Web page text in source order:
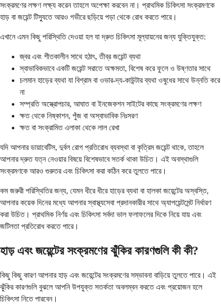
সংক্রমণের লক্ষণ লক্ষ্য করেন তাহলে অপেক্ষা করবেন না। প্রাথমিক চিকিৎসা সংক্রমণকে
হাড় বা জয়েন্ট টিস্যুতে আরও গভীরে ছড়িয়ে পড়া থেকে রোধ করতে পারে।
এখানে এমন কিছু পরিস্থিতি দেওয়া হল যা দ্রুত চিকিৎসা মূল্যায়নের জন্য যুক্তিযুক্ত:
জ্বর এবং শীতকালীন সাথে হঠাৎ, তীব্র জয়েন্ট ব্যথা
স্বাভাবিকভাবে একটি জয়েন্ট সরাতে অক্ষমতা, বিশেষ করে ফুলে ও উষ্ণতার সাথে
চলমান হাড়ের ব্যথা যা বিশ্রাম বা ওভার-দ্য-কাউন্টার ব্যথা ওষুধের সাথে উন্নতি করে
না
সম্প্রতি অস্ত্রোপচার, আঘাত বা ইনজেকশন সাইটের কাছে সংক্রমণের লক্ষণ
ক্ষত থেকে নিষ্কাশন, পুঁজ বা অস্বাভাবিক নিঃসরণ
ক্ষত বা সংক্রামিত এলাকা থেকে লাল রেখা
যদি আপনার ডায়াবেটিস, দুর্বল রোগ প্রতিরোধ ব্যবস্থা বা কৃত্রিম জয়েন্ট থাকে, তাহলে
আপনার দ্রুত যত্ন নেওয়ার বিষয়ে বিশেষভাবে সতর্ক থাকা উচিত। এই অবস্থাগুলি
সংক্রমণকে আরও গুরুতর এবং চিকিৎসা করা কঠিন করে তুলতে পারে।
কম জরুরী পরিস্থিতির জন্য, যেমন ধীরে ধীরে হাড়ের ব্যথা বা হালকা জয়েন্টের অস্বস্তি,
আপনার কয়েক দিনের মধ্যে আপনার স্বাস্থ্যসেবা প্রদানকারীর সাথে অ্যাপয়েন্টমেন্ট নির্ধারণ
করা উচিত। প্রাথমিক নির্ণয় এবং চিকিৎসা সর্বদা ভাল ফলাফলের দিকে নিয়ে যায় এবং
জটিলতা প্রতিরোধ করতে পারে।
হাড় এবং জয়েন্টের সংক্রমণের ঝুঁকির কারণগুলি কী কী?
কিছু কিছু কারণ আপনার হাড় এবং জয়েন্টের সংক্রমণের সম্ভাবনা বাড়িয়ে তুলতে পারে। এই
ঝুঁকির কারণগুলি বুঝলে আপনি উপযুক্ত সতর্কতা অবলম্বন করতে এবং প্রয়োজন হলে
চিকিৎসা নিতে পারবেন।